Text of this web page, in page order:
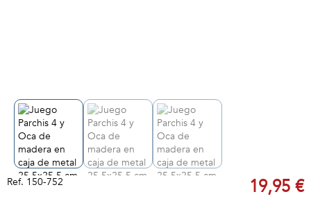
Ref. 150-752 19,95 €